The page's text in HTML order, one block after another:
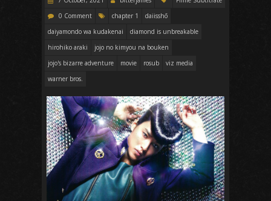
0 Comment
chapter 1
daiisshō
daiyamondo wa kudakenai
diamond is unbreakable
hirohiko araki
jojo no kimyou na bouken
jojo's bizarre adventure
movie rosub
viz media
warner bros.